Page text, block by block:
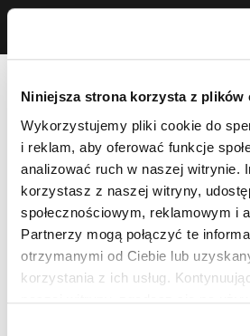
Niniejsza strona korzysta z plików
Wykorzystujemy pliki cookie do
i reklam, aby oferować funkcje
analizować ruch w naszej witrynie.
korzystasz z naszej witryny,
społecznościowym, reklamowym i
Partnerzy mogą połączyć te
otrzymanymi od Ciebie lub
korzystania z ich usług.